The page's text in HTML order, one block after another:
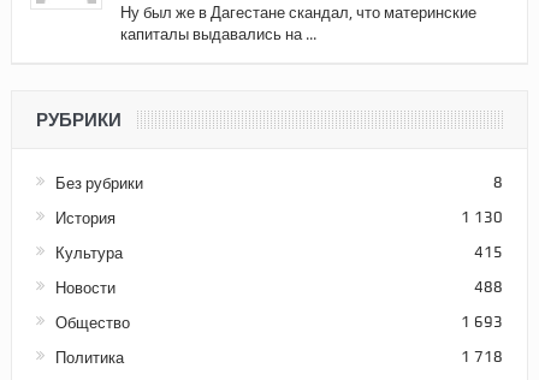
Ну был же в Дагестане скандал, что материнские
капиталы выдавались на ...
РУБРИКИ
Без рубрики 8
История 1 130
Культура 415
Новости 488
Общество 1 693
Политика 1 718